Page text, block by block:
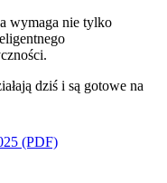
wymaga nie tylko
dziś i są gotowe na
(PDF)